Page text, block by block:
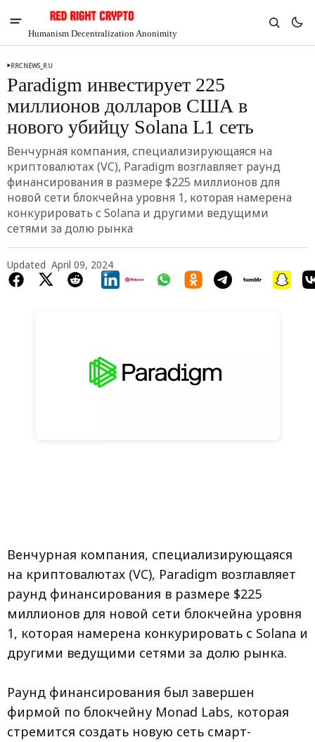
Humanism Decentralization Anonimity
Chia
$1.36
-1.3%
RRCNEWS_RU
Paradigm инвестирует 225
миллионов долларов США в
нового убийцу Solana L1 сеть
Венчурная компания, специализирующаяся на
криптовалютах (VC), Paradigm возглавляет раунд
финансирования в размере $225 миллионов для
новой сети блокчейна уровня 1, которая намерена
конкурировать с Solana и другими ведущими
сетями за долю рынка
Updated April 09, 2024
Венчурная компания, специализирующаяся
на криптовалютах (VC), Paradigm возглавляет
раунд финансирования в размере $225
миллионов для новой сети блокчейна уровня
1, которая намерена конкурировать с Solana и
другими ведущими сетями за долю рынка.
Раунд финансирования был завершен
фирмой по блокчейну Monad Labs, которая
стремится создать новую сеть смарт-